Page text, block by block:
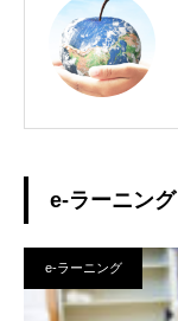
e-ラーニング
e-ラーニング